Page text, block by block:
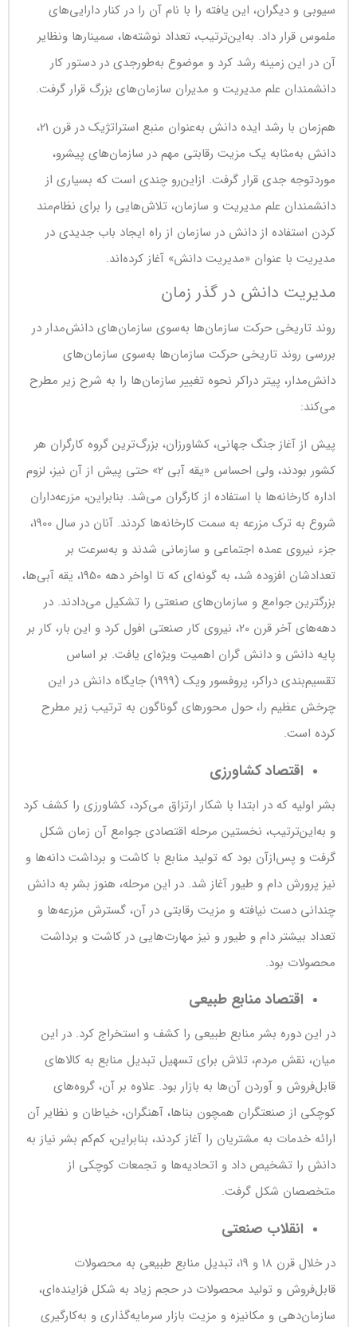
سیوبی و دیگران، این یافته را با نام آن را در کنار دارایی‌های
ملموس قرار داد. به‌این‌ترتیب، تعداد نوشته‌ها، سمینارها ونظایر
آن در این زمینه رشد کرد و موضوع به‌طورجدی در دستور کار
دانشمندان علم مدیریت و مدیران سازمان‌های بزرگ قرار گرفت.
هم‌زمان با رشد ایده دانش به‌عنوان منبع استراتژیک در قرن 21،
دانش به‌مثابه یک مزیت رقابتی مهم در سازمان‌های پیشرو،
موردتوجه جدی قرار گرفت. ازاین‌رو چندی است که بسیاری از
دانشمندان علم مدیریت و سازمان، تلاش‌هایی را برای نظام‌مند
کردن استفاده از دانش در سازمان از راه ایجاد باب جدیدی در
مدیریت با عنوان «مدیریت دانش» آغاز کرده‌اند.
مدیریت دانش در گذر زمان
روند تاریخی حرکت سازمان‌ها به‌سوی سازمان‌های دانش‌مدار در
بررسی روند تاریخی حرکت سازمان‌ها به‌سوی سازمان‌های
دانش‌مدار، پیتر دراکر نحوه تغییر سازمان‌ها را به شرح زیر مطرح
می‌کند:
پیش از آغاز جنگ جهانی، کشاورزان، بزرگ‌ترین گروه کارگران هر
کشور بودند، ولی احساس «یقه آبی 2» حتی پیش از آن نیز، لزوم
اداره کارخانه‌ها با استفاده از کارگران می‌شد. بنابراین، مزرعه‌داران
شروع به ترک مزرعه به سمت کارخانه‌ها کردند. آنان در سال 1900،
جزء نیروی عمده اجتماعی و سازمانی شدند و به‌سرعت بر
تعدادشان افزوده شد، به گونه‌ای که تا اواخر دهه 1950، یقه آبی‌ها،
بزرگترین جوامع و سازمان‌های صنعتی را تشکیل می‌دادند. در
دهه‌های آخر قرن 20، نیروی کار صنعتی افول کرد و این بار، کار بر
پایه دانش و دانش گران اهمیت ویژه‌ای یافت. بر اساس
تقسیم‌بندی دراکر، پروفسور ویک (1999) جایگاه دانش در این
چرخش عظیم را، حول محورهای گوناگون به ترتیب زیر مطرح
کرده است.
اقتصاد کشاورزی
بشر اولیه که در ابتدا با شکار ارتزاق می‌کرد، کشاورزی را کشف کرد
و به‌این‌ترتیب، نخستین مرحله اقتصادی جوامع آن زمان شکل
گرفت و پس‌ازآن بود که تولید منابع با کاشت و برداشت دانه‌ها و
نیز پرورش دام و طیور آغاز شد. در این مرحله، هنوز بشر به دانش
چندانی دست نیافته و مزیت رقابتی در آن، گسترش مزرعه‌ها و
تعداد بیشتر دام و طیور و نیز مهارت‌هایی در کاشت و برداشت
محصولات بود.
اقتصاد منابع طبیعی
در این دوره بشر منابع طبیعی را کشف و استخراج کرد. در این
میان، نقش مردم، تلاش برای تسهیل تبدیل منابع به کالاهای
قابل‌فروش و آوردن آن‌ها به بازار بود. علاوه بر آن، گروه‌های
کوچکی از صنعتگران همچون بناها، آهنگران، خیاطان و نظایر آن
ارائه خدمات به مشتریان را آغاز کردند، بنابراین، کم‌کم بشر نیاز به
دانش را تشخیص داد و اتحادیه‌ها و تجمعات کوچکی از
متخصصان شکل گرفت.
انقلاب صنعتی
در خلال قرن 18 و 19، تبدیل منابع طبیعی به محصولات
قابل‌فروش و تولید محصولات در حجم زیاد به شکل فزاینده‌ای،
سازمان‌دهی و مکانیزه و مزیت بازار سرمایه‌گذاری و به‌کارگیری